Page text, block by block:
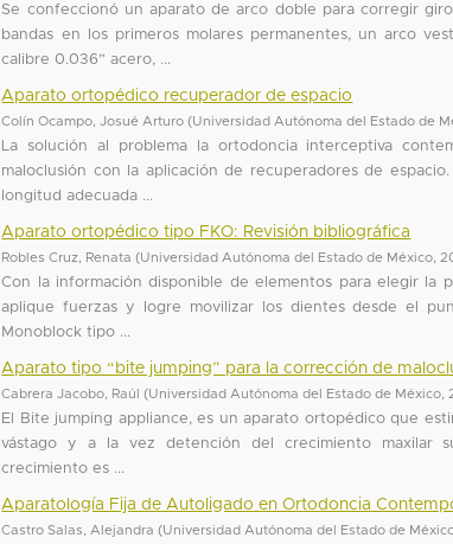
Se confeccionó un aparato de arco doble para corregir
bandas en los primeros molares permanentes, un arco
calibre 0.036” acero, ...
Aparato ortopédico recuperador de espacio
Colín Ocampo, Josué Arturo (Universidad Autónoma del Estado de
La solución al problema la ortodoncia interceptiva
maloclusión con la aplicación de recuperadores de
longitud adecuada ...
Aparato ortopédico tipo FKO: Revisión bibliográfica
Robles Cruz, Renata (Universidad Autónoma del Estado de México
Con la información disponible de elementos para elegir la
aplique fuerzas y logre movilizar los dientes desde el
Monoblock tipo ...
Aparato tipo “bite jumping” para la corrección de
Cabrera Jacobo, Raúl (Universidad Autónoma del Estado de México
El Bite jumping appliance, es un aparato ortopédico que
vástago y a la vez detención del crecimiento maxilar
crecimiento es ...
Aparatología Fija de Autoligado en Ortodoncia
Castro Salas, Alejandra (Universidad Autónoma del Estado de